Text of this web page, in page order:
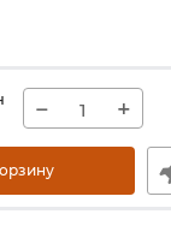
− +